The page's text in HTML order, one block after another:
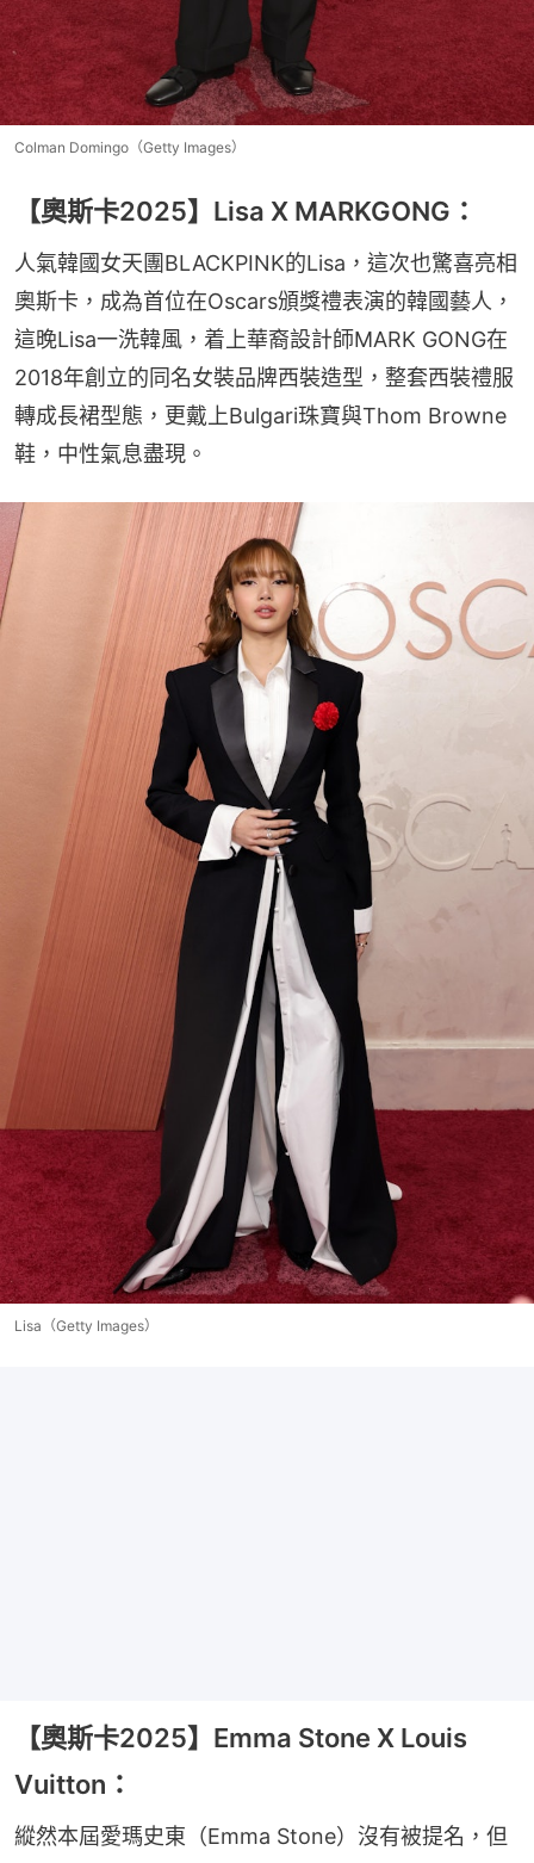
Colman Domingo（Getty Images）
【奧斯卡2025】Lisa X MARKGONG：
人氣韓國女天團BLACKPINK的Lisa，這次也驚喜亮相
奧斯卡，成為首位在Oscars頒獎禮表演的韓國藝人，
這晚Lisa一洗韓風，着上華裔設計師MARK GONG在
2018年創立的同名女裝品牌西裝造型，整套西裝禮服
轉成長裙型態，更戴上Bulgari珠寶與Thom Browne
鞋，中性氣息盡現。
Lisa（Getty Images）
【奧斯卡2025】Emma Stone X Louis
Vuitton：
縱然本屆愛瑪史東（Emma Stone）沒有被提名，但